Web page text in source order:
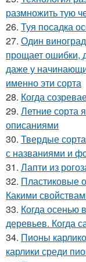
размножить тую
26. Туя посадка
27. Один
прощает ошибки,
даже у
именно эти сорта
28. Когда
29. Летние сорта
описаниями
30. Твердые
с названиями и
31. Лапти из
32. Пластиковые
Какими
33. Когда осенью
деревьев. Когда
34. Пионы
карлики среди